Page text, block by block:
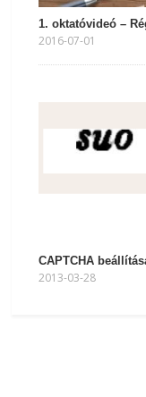
1. oktatóvideó –
2016-07-01
CAPTCHA
2013-03-28